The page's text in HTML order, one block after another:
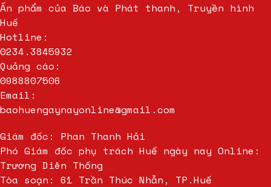
Ấn phẩm của Báo và Phát thanh, Truyền hình
Huế
Hotline:
0234.3845932
Quảng cáo:
0988807506
Email:
baohuengaynayonline@gmail.com
Giám đốc: Phan Thanh Hải
Phó Giám đốc phụ trách Huế ngày nay Online:
Trương Diên Thống
Tòa soạn: 61 Trần Thúc Nhẫn, TP.Huế